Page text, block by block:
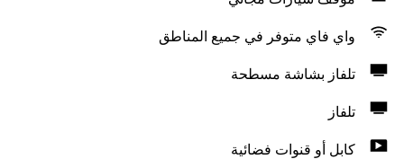
واي فاي متوفر في جميع المناطق
تلفاز بشاشة مسطحة
تلفاز
كابل أو قنوات فضائية